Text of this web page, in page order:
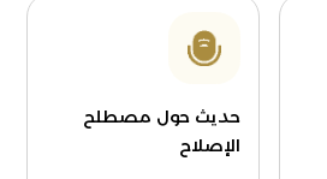
حديث حول مصطلح
الإصلاح